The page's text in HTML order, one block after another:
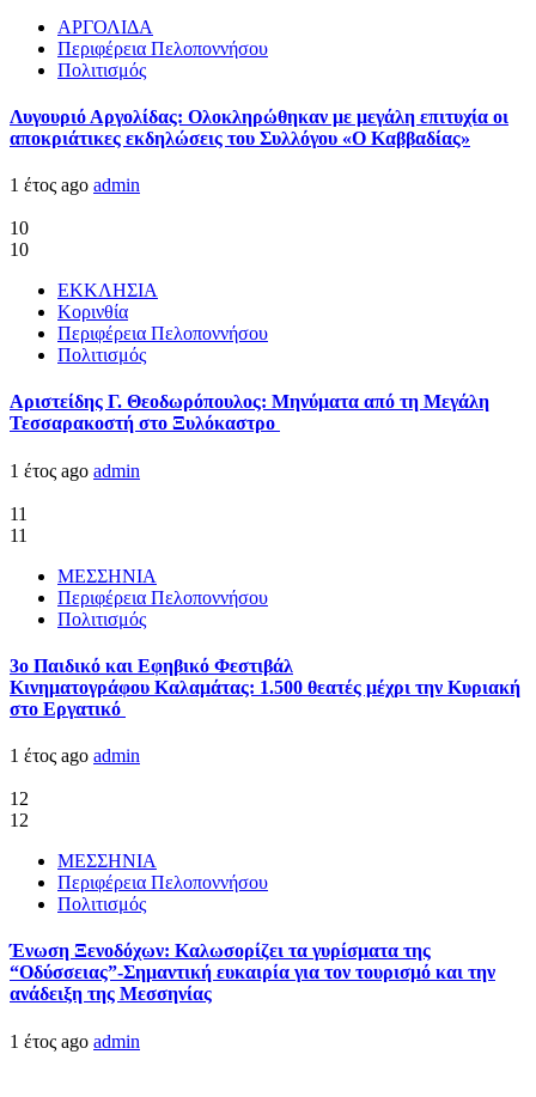
ΑΡΓΟΛΙΔΑ
Περιφέρεια Πελοποννήσου
Πολιτισμός
Λυγουριό Αργολίδας: Ολοκληρώθηκαν με μεγάλη επιτυχία οι
αποκριάτικες εκδηλώσεις του Συλλόγου «Ο Καββαδίας»
1 έτος ago admin
10
10
ΕΚΚΛΗΣΙΑ
Κορινθία
Περιφέρεια Πελοποννήσου
Πολιτισμός
Αριστείδης Γ. Θεοδωρόπουλος: Μηνύματα από τη Μεγάλη
Τεσσαρακοστή στο Ξυλόκαστρο
1 έτος ago admin
11
11
ΜΕΣΣΗΝΙΑ
Περιφέρεια Πελοποννήσου
Πολιτισμός
3ο Παιδικό και Εφηβικό Φεστιβάλ
Κινηματογράφου Καλαμάτας: 1.500 θεατές μέχρι την Κυριακή
στο Εργατικό
1 έτος ago admin
12
12
ΜΕΣΣΗΝΙΑ
Περιφέρεια Πελοποννήσου
Πολιτισμός
Ένωση Ξενοδόχων: Καλωσορίζει τα γυρίσματα της
“Οδύσσειας”-Σημαντική ευκαιρία για τον τουρισμό και την
ανάδειξη της Μεσσηνίας
1 έτος ago admin